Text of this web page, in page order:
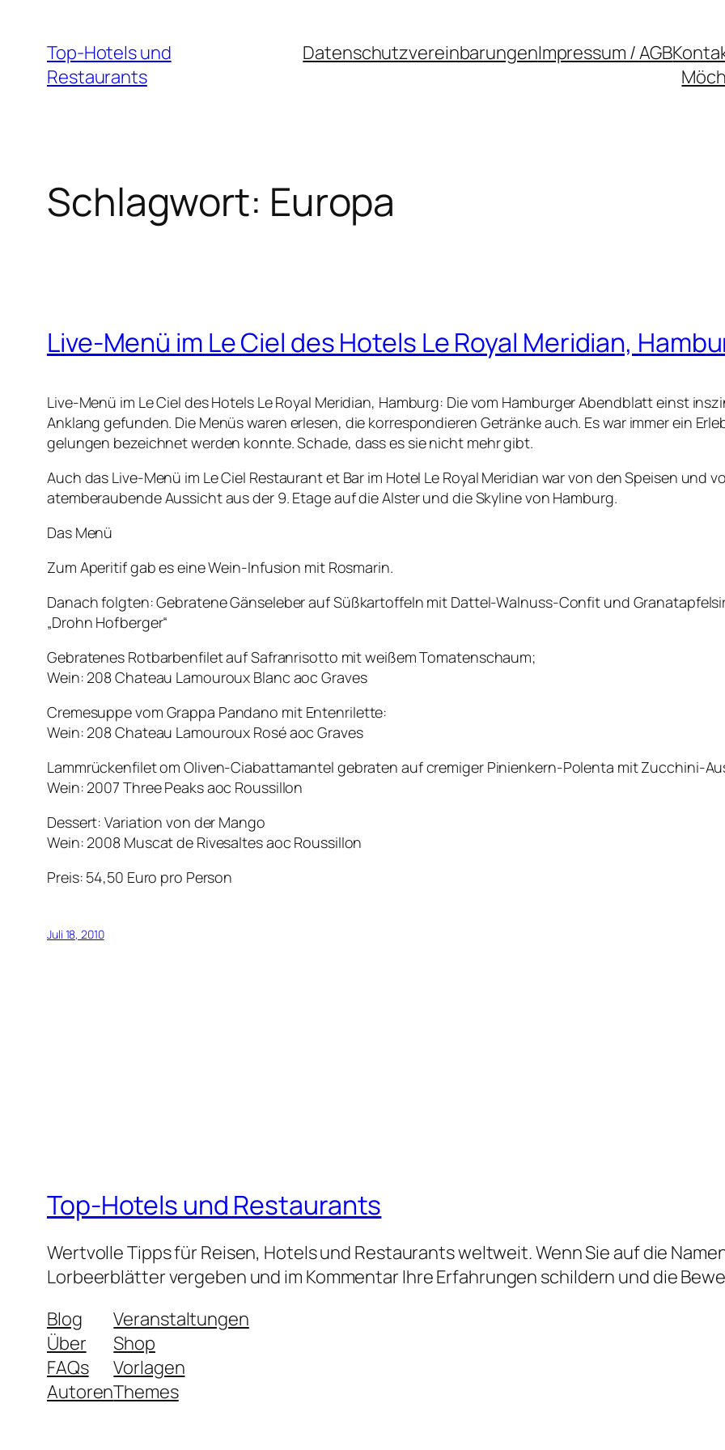
Inhalt
springen
Top-Hotels und
Restaurants
DatenschutzvereinbarungenImpressum / AGB
Schlagwort: Europa
Live-Menü im Le Ciel des Hotels Le Royal Meridian,
Live-Menü im Le Ciel des Hotels Le Royal Meridian, Hamburg: Die vom Hamburger Abendblatt einst
Anklang gefunden. Die Menüs waren erlesen, die korrespondieren Getränke auch. Es war immer ein
gelungen bezeichnet werden konnte. Schade, dass es sie nicht mehr gibt.
Auch das Live-Menü im Le Ciel Restaurant et Bar im Hotel Le Royal Meridian war von den Speisen und
atemberaubende Aussicht aus der 9. Etage auf die Alster und die Skyline von Hamburg.
Das Menü
Zum Aperitif gab es eine Wein-Infusion mit Rosmarin.
Danach folgten: Gebratene Gänseleber auf Süßkartoffeln mit Dattel-Walnuss-Confit und
„Drohn Hofberger“
Gebratenes Rotbarbenfilet auf Safranrisotto mit weißem Tomatenschaum;
Wein: 208 Chateau Lamouroux Blanc aoc Graves
Cremesuppe vom Grappa Pandano mit Entenrilette:
Wein: 208 Chateau Lamouroux Rosé aoc Graves
Lammrückenfilet om Oliven-Ciabattamantel gebraten auf cremiger Pinienkern-Polenta mit Zucchini-
Wein: 2007 Three Peaks aoc Roussillon
Dessert: Variation von der Mango
Wein: 2008 Muscat de Rivesaltes aoc Roussillon
Preis: 54,50 Euro pro Person
Juli 18, 2010
Top-Hotels und Restaurants
Wertvolle Tipps für Reisen, Hotels und Restaurants weltweit. Wenn Sie auf die
Lorbeerblätter vergeben und im Kommentar Ihre Erfahrungen schildern und die
Blog
Über
FAQs
Autoren
Veranstaltungen
Shop
Vorlagen
Themes